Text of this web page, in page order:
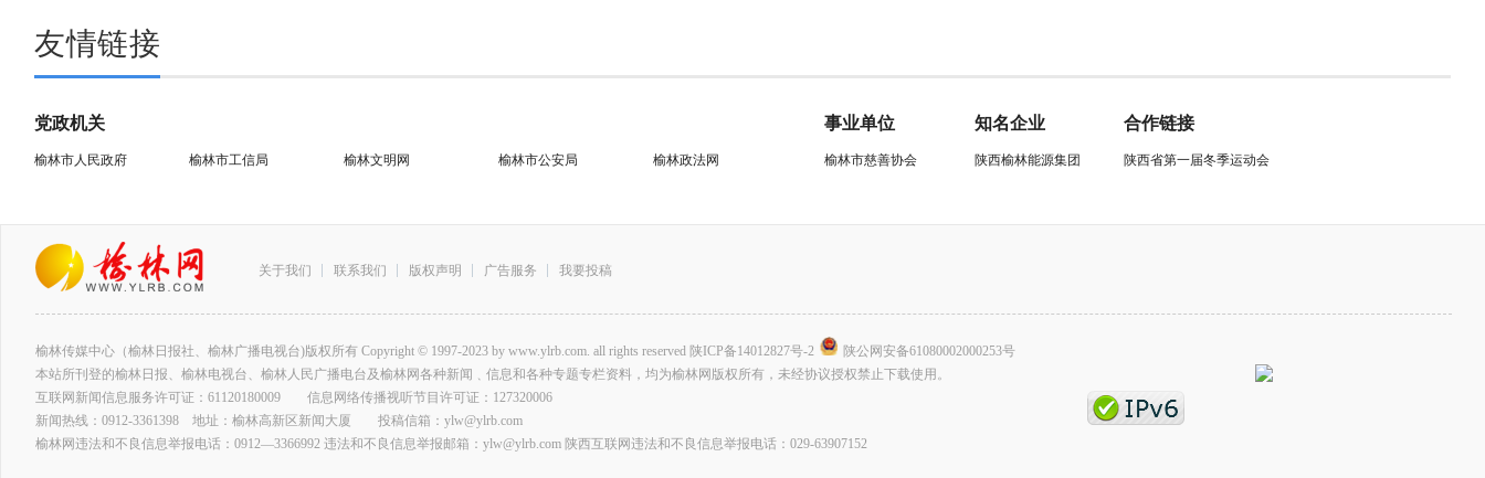
友情链接
党政机关
榆林市人民政府 榆林市工信局 榆林文明网 榆林市公安局 榆林政法网
事业单位
榆林市慈善协会
知名企业
陕西榆林能源集团
合作链接
陕西省第一届冬季运动会
关于我们 联系我们 版权声明 广告服务 我要投稿
榆林传媒中心（榆林日报社、榆林广播电视台)版权所有 Copyright © 1997-2023 by www.ylrb.com. all rights reserved 陕ICP备14012827号-2
陕公网安备61080002000253号
本站所刊登的榆林日报、榆林电视台、榆林人民广播电台及榆林网各种新闻﹑信息和各种专题专栏资料，均为榆林网版权所有，未经协议授权禁止下载使用。
互联网新闻信息服务许可证：61120180009 信息网络传播视听节目许可证：127320006
新闻热线：0912-3361398 地址：榆林高新区新闻大厦 投稿信箱：ylw@ylrb.com
榆林网违法和不良信息举报电话：0912—3366992 违法和不良信息举报邮箱：ylw@ylrb.com 陕西互联网违法和不良信息举报电话：029-63907152